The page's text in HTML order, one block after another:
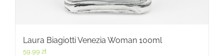
Laura Biagiotti Venezia Woman 100ml
59,99 zł